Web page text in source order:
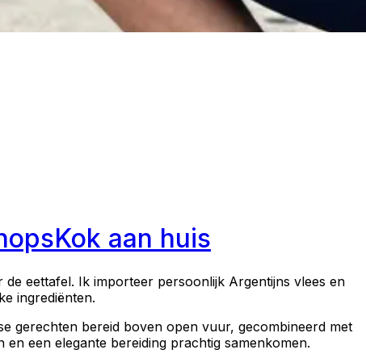
Kok aan huis
eettafel. Ik importeer persoonlijk Argentijns vlees en
ingrediënten.
gerechten bereid boven open vuur, gecombineerd met
een elegante bereiding prachtig samenkomen.